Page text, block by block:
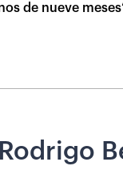
de nueve